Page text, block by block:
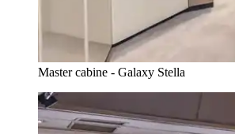
Master cabine - Galaxy Stella